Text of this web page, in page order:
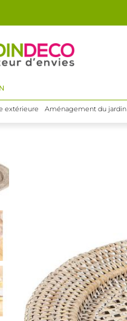
extérieure Aménagement du jardin